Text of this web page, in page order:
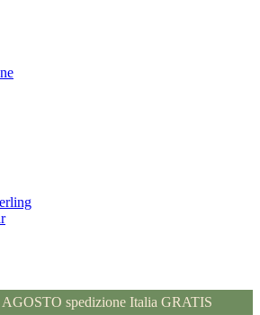
spedizione Italia GRATIS